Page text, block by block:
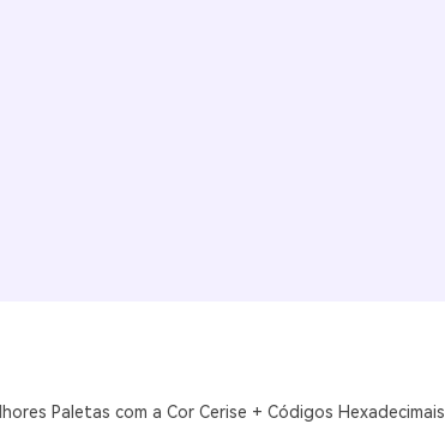
Paletas com a Cor Cerise + Códigos Hexadecimais